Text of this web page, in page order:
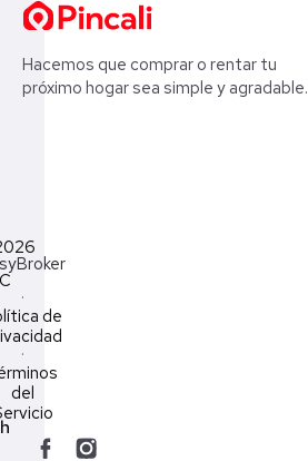
Hacemos que comprar o rentar tu
próximo hogar sea simple y agradable.
·
de
·
del